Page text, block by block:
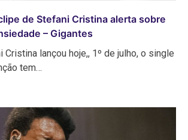
de Stefani Cristina alerta sobre
– Gigantes
Cristina lançou hoje,, 1º de julho, o single
tem…